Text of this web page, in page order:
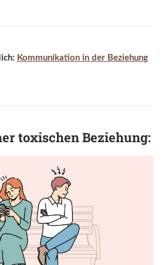
Kommunikation in der Beziehung
toxischen Beziehung: